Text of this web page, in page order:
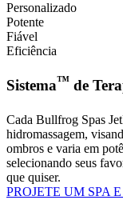
Personalizado
Potente
Fiável
Eficiência
Sistema™ de
Cada Bullfrog Spas
hidromassagem,
ombros e varia em
selecionando seus
que quiser.
PROJETE UM SPA